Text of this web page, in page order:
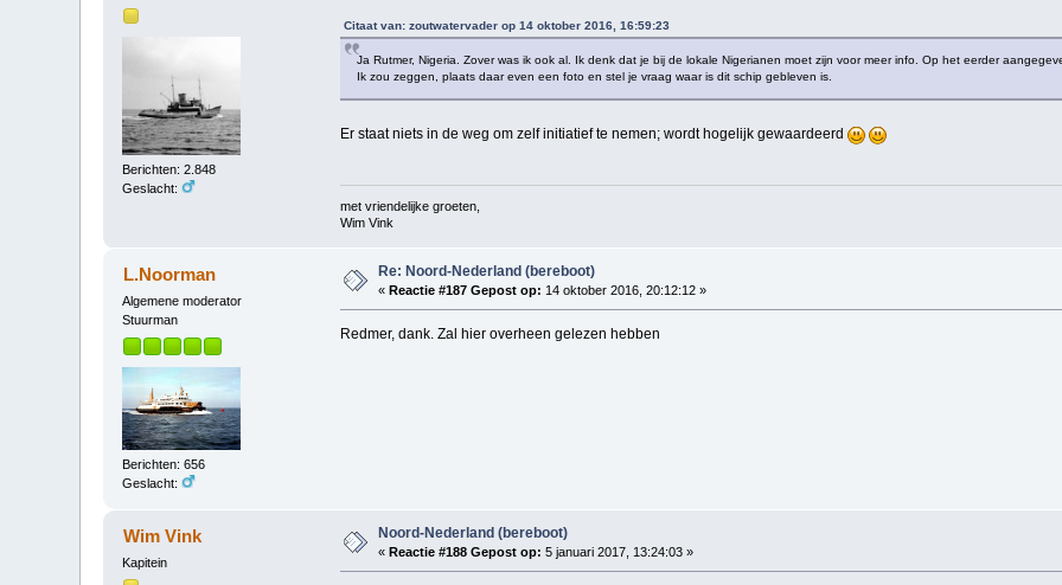
Berichten: 2.848
Geslacht:
Citaat van: zoutwatervader op 14 oktober 2016, 16:59:23
Ja Rutmer, Nigeria. Zover was ik ook al. Ik denk dat je bij de lokale Nigerianen moet zijn voor meer info. Op het eerder
Ik zou zeggen, plaats daar even een foto en stel je vraag waar is dit schip gebleven is.
Er staat niets in de weg om zelf initiatief te nemen; wordt hogelijk gewaardeerd
met vriendelijke groeten,
Wim Vink
L.Noorman
Algemene moderator
Stuurman
Berichten: 656
Geslacht:
Re: Noord-Nederland (bereboot)
« Reactie #187 Gepost op: 14 oktober 2016, 20:12:12 »
Redmer, dank. Zal hier overheen gelezen hebben
Wim Vink
Kapitein
Noord-Nederland (bereboot)
«Reactie #188 Gepost op: 5 januari 2017, 13:24:03 »